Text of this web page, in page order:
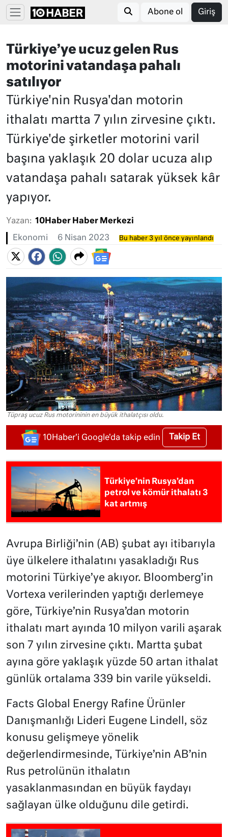
Abone ol Giriş
Türkiye’ye ucuz gelen Rus
motorini vatandaşa pahalı
satılıyor
Türkiye'nin Rusya'dan motorin
ithalatı martta 7 yılın zirvesine çıktı.
Türkiye'de şirketler motorini varil
başına yaklaşık 20 dolar ucuza alıp
vatandaşa pahalı satarak yüksek kâr
yapıyor.
Yazan: 10Haber Haber Merkezi
Ekonomi 6 Nisan 2023 Bu haber 3 yıl önce yayınlandı
Tüpraş ucuz Rus motorininin en büyük ithalatçısı oldu.
10Haber'i Google'da takip edin Takip Et
Türkiye’nin Rusya’dan
petrol ve kömür ithalatı 3
kat artmış
Avrupa Birliği’nin (AB) şubat ayı itibarıyla
üye ülkelere ithalatını yasakladığı Rus
motorini Türkiye’ye akıyor. Bloomberg’in
Vortexa verilerinden yaptığı derlemeye
göre, Türkiye’nin Rusya’dan motorin
ithalatı mart ayında 10 milyon varili aşarak
son 7 yılın zirvesine çıktı. Martta şubat
ayına göre yaklaşık yüzde 50 artan ithalat
günlük ortalama 339 bin varile yükseldi.
Facts Global Energy Rafine Ürünler
Danışmanlığı Lideri Eugene Lindell, söz
konusu gelişmeye yönelik
değerlendirmesinde, Türkiye’nin AB’nin
Rus petrolünün ithalatın
yasaklanmasından en büyük faydayı
sağlayan ülke olduğunu dile getirdi.